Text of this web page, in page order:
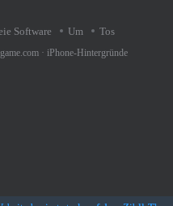
Software Um Tos
· iPhone-Hintergründe